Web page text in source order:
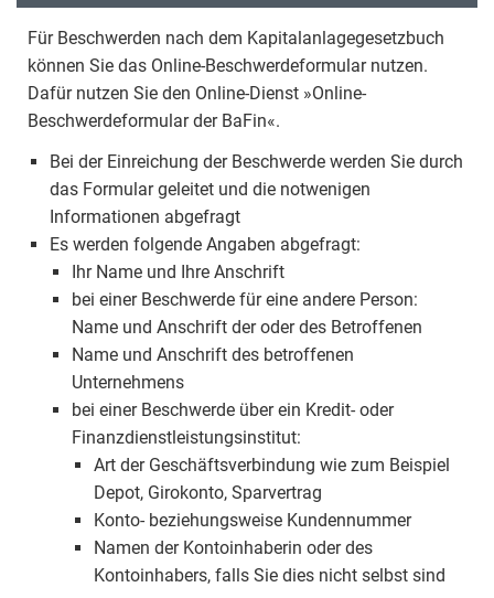
Für Beschwerden nach dem Kapitalanlagegesetzbuch
können Sie das Online-Beschwerdeformular nutzen.
Dafür nutzen Sie den Online-Dienst »Online-
Beschwerdeformular der BaFin«.
Bei der Einreichung der Beschwerde werden Sie durch
das Formular geleitet und die notwenigen
Informationen abgefragt
Es werden folgende Angaben abgefragt:
Ihr Name und Ihre Anschrift
bei einer Beschwerde für eine andere Person:
Name und Anschrift der oder des Betroffenen
Name und Anschrift des betroffenen
Unternehmens
bei einer Beschwerde über ein Kredit- oder
Finanzdienstleistungsinstitut:
Art der Geschäftsverbindung wie zum Beispiel
Depot, Girokonto, Sparvertrag
Konto- beziehungsweise Kundennummer
Namen der Kontoinhaberin oder des
Kontoinhabers, falls Sie dies nicht selbst sind